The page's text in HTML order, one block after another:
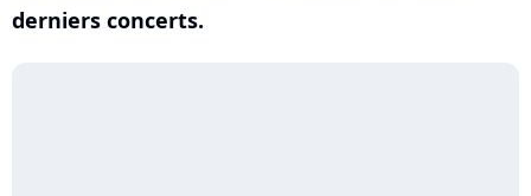
derniers concerts.